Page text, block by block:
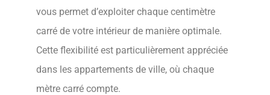
vous permet d’exploiter chaque centimètre
carré de votre intérieur de manière optimale.
Cette flexibilité est particulièrement appréciée
dans les appartements de ville, où chaque
mètre carré compte.